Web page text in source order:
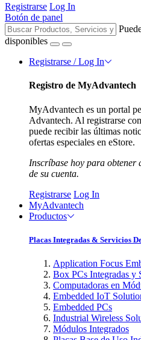
Registrarse Log In
Botón de panel
disponibles
Registrarse / Log In
Registro de MyAdvantech
MyAdvantech es un portal
Advantech. Al registrarse
puede recibir las últimas
ofertas especiales en eStore.
Inscríbase hoy para
de su cuenta.
Registrarse Log In
MyAdvantech
Productos
Placas Integradas & Servicios
Application Focus
Box PCs Integradas y
Computadoras en
Embedded IoT
Embedded PCs
Industrial Wireless
Módulos Integrados